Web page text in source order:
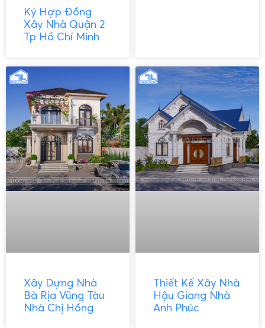
Ký Hợp Đồng
Xây Nhà Quận 2
Tp Hồ Chí Minh
Xây Dựng Nhà
Bà Rịa Vũng Tàu
Nhà Chị Hồng
Thiết Kế Xây Nhà
Hậu Giang Nhà
Anh Phúc